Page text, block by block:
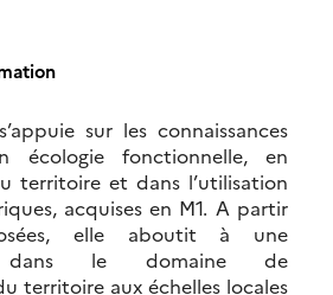
sur les connaissances
écologie fonctionnelle, en
territoire et dans l’utilisation
acquises en M1. A partir
elle aboutit à une
dans le domaine de
territoire aux échelles locales